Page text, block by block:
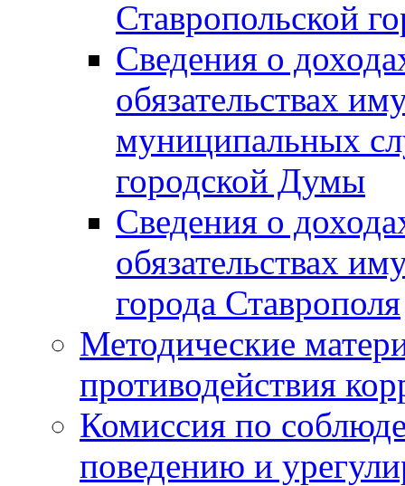
Ставропольской
Сведения о
обязательствах
муниципальных
городской Думы
Сведения о
обязательствах
города Ставрополя
Методические
противодействия
Комиссия по
поведению и